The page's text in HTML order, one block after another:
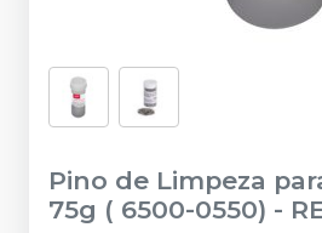
Pino de Limpeza
75g ( 6500-0550) -